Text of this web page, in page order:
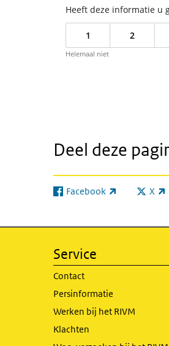
Heeft deze informatie u
1 2
Helemaal niet
Deel deze
Facebook
(externe link) X
Service
Contact
Persinformatie
Werken bij het RIVM
Klachten